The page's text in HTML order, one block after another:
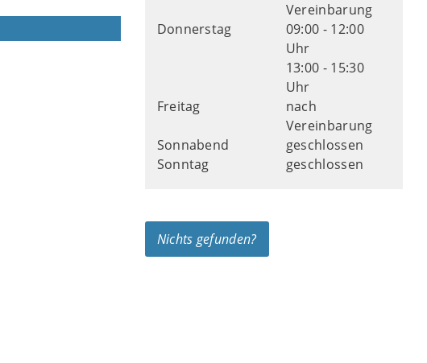
Vereinbarung
Donnerstag
09:00 - 12:00
Uhr
13:00 - 15:30
Uhr
Freitag
nach
Vereinbarung
Sonnabend
geschlossen
Sonntag
geschlossen
Nichts gefunden?